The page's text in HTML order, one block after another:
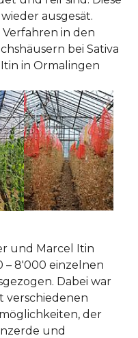
ausgesät.
in den
bei Sativa
in Ormalingen
und Marcel Itin
– 8'000 einzelnen
Dabei war
verschiedenen
der
und